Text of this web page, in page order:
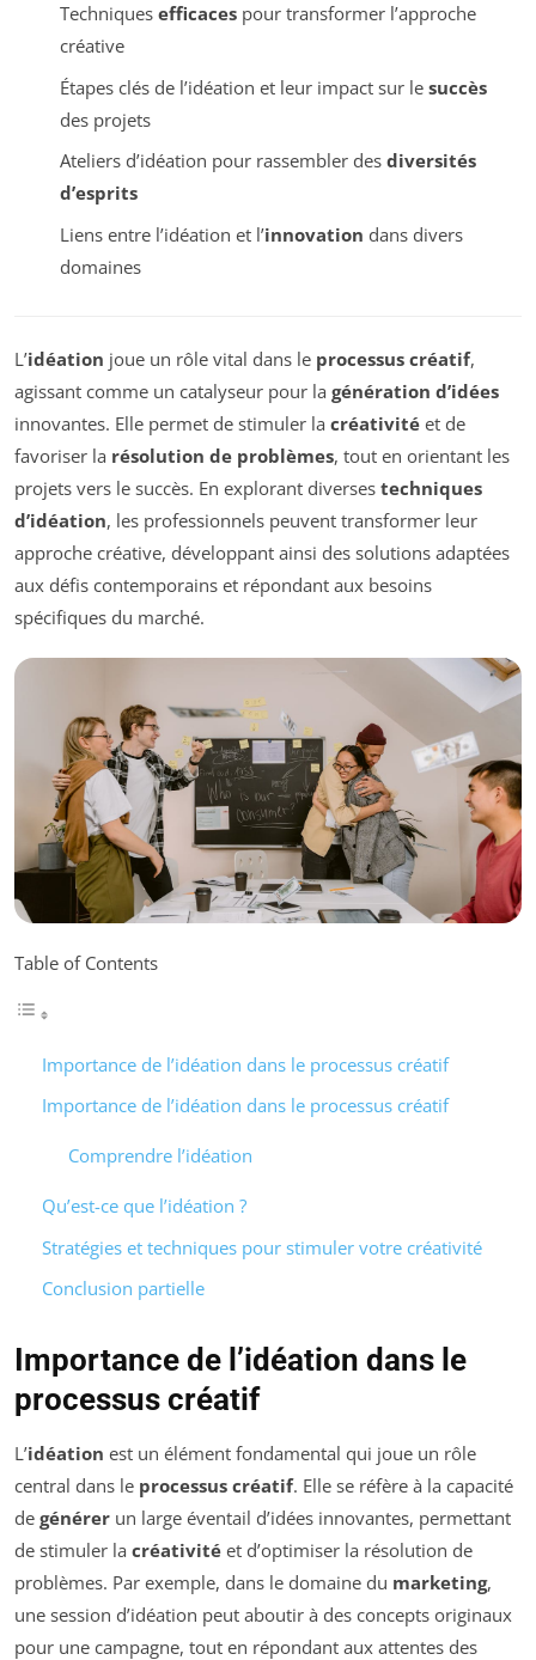
Techniques efficacespour transformer l’approche
créative
Étapes clés de l’idéation et leur impact sur le succès
des projets
Ateliers d’idéation pour rassembler des diversités
d’esprits
Liens entre l’idéation et l’innovation dans divers
domaines
L’idéation joue un rôle vital dans le processus créatif,
agissant comme un catalyseur pour la génération d’idées
innovantes. Elle permet de stimuler la créativité et de
favoriser la résolution de problèmes, tout en orientant les
projets vers le succès. En explorant diverses techniques
d’idéation, les professionnels peuvent transformer leur
approche créative, développant ainsi des solutions adaptées
aux défis contemporains et répondant aux besoins
spécifiques du marché.
Table of Contents
Importance de l’idéation dans le processus créatif
Importance de l’idéation dans le processus créatif
Comprendre l’idéation
Qu’est-ce que l’idéation ?
Stratégies et techniques pour stimuler votre créativité
Conclusion partielle
Importance de l’idéation dans le
processus créatif
L’idéation est un élément fondamental qui joue un rôle
central dans le processus créatif. Elle se réfère à la capacité
de générer un large éventail d’idées innovantes, permettant
de stimuler la créativité et d’optimiser la résolution de
problèmes. Par exemple, dans le domaine du marketing,
une session d’idéation peut aboutir à des concepts originaux
pour une campagne, tout en répondant aux attentes des